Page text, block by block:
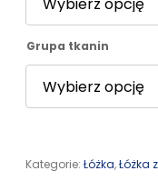
Grupa tkanin
Kategorie: Łóżka,Łóżka